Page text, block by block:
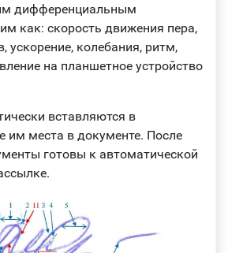
дифференциальным
как: скорость движения пера,
ускорение, колебания, ритм,
на планшетное устройство
вставляются в
им места в документе. После
готовы к автоматической